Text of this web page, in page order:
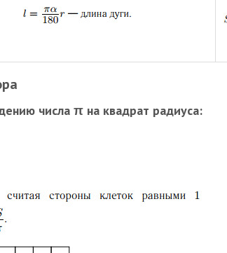
числа π на квадрат радиуса: